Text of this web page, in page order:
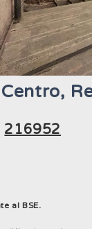
216952
al BSE.